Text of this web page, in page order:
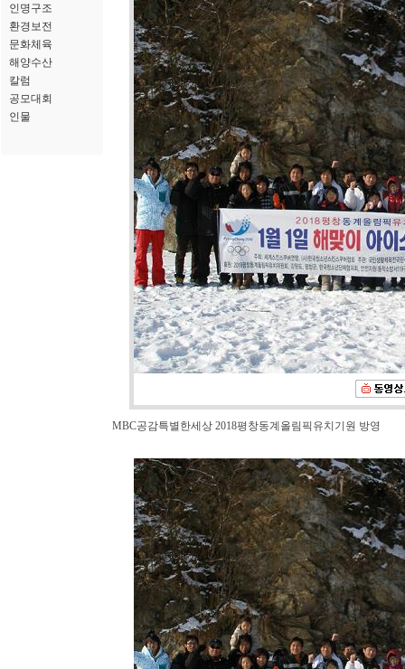
인명구조
환경보전
문화체육
해양수산
칼럼
공모대회
인물
MBC공감특별한세상 2018평창동계올림픽유치기원 방영